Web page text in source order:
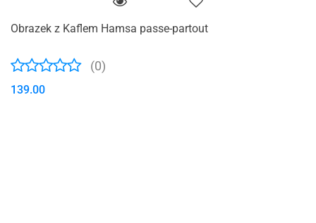
Obrazek z Kaflem Hamsa passe-partout
(0)
139.00